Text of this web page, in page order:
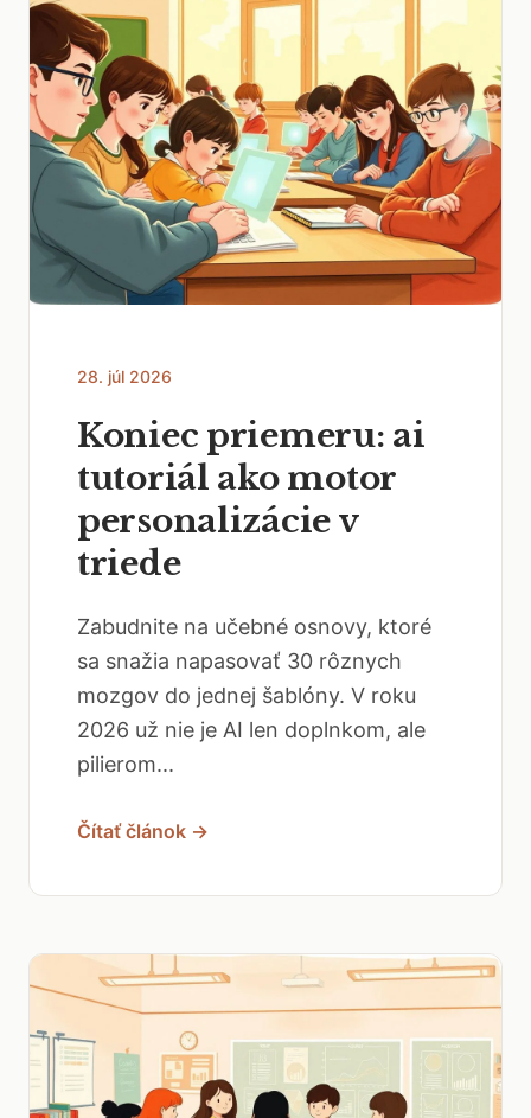
28. júl 2026
Koniec priemeru: ai
tutoriál ako motor
personalizácie v
triede
Zabudnite na učebné osnovy, ktoré
sa snažia napasovať 30 rôznych
mozgov do jednej šablóny. V roku
2026 už nie je AI len doplnkom, ale
pilierom...
Čítať článok →